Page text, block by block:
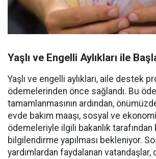
Yaşlı ve Engelli Aylıkları ile
Yaşlı ve engelli aylıkları, aile destek
ödemelerinden önce sağlandı. Bu
tamamlanmasının ardından,
evde bakım maaşı, sosyal ve
ödemeleriyle ilgili bakanlık tarafından
bilgilendirme yapılması bekleniyor.
yardımlardan faydalanan vatandaşlar,